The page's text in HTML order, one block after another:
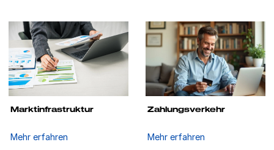
Marktinfrastruktur
Mehr erfahren
Zahlungsverkehr
Mehr erfahren